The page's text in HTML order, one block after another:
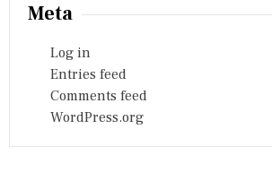
Meta
Log in
Entries feed
Comments feed
WordPress.org